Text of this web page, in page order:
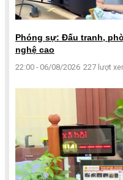
Phóng sự: Đấu tranh,
nghệ cao
22:00 - 06/08/2026 227 lượt